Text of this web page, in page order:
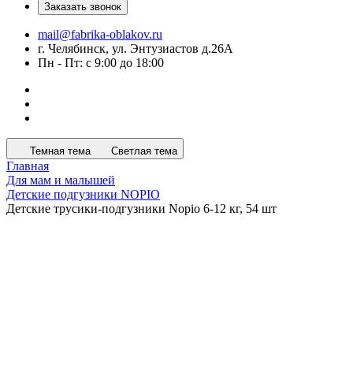
Заказать звонок
mail@fabrika-oblakov.ru
г. Челябинск, ул. Энтузиастов д.26А
Пн - Пт: с 9:00 до 18:00
Темная тема Светлая тема
Главная
Для мам и малышей
Детские подгузники NOPIO
Детские трусики-подгузники Nopio 6-12 кг, 54 шт